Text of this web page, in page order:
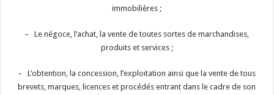
immobilières ;
– Le négoce, l’achat, la vente de toutes sortes de marchandises,
produits et services ;
– L’obtention, la concession, l’exploitation ainsi que la vente de tous
brevets, marques, licences et procédés entrant dans le cadre de son